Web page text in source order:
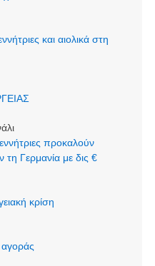
και αιολικά στη
προκαλούν
τη Γερμανία με δις €
κρίση
αγοράς